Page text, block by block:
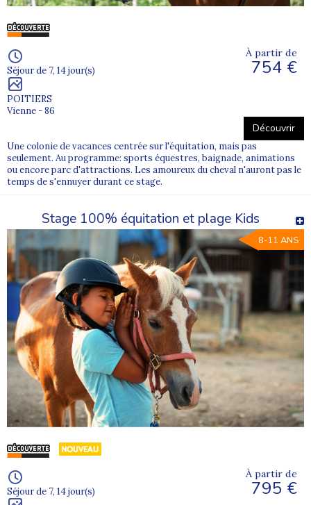
Séjour de 7, 14 jour(s)
POITIERS
Vienne - 86
À partir de
754 €
Découvrir
Une colonie de vacances centrée sur l'équitation, mais pas
seulement. Au programme: sports équestres, baignade, animations
ou encore parc d'attractions. Les amoureux du cheval n'auront pas le
temps de s'ennuyer durant ce stage.
Stage 100% équitation et plage Kids
8-11 ANS
Séjour de 7, 14 jour(s)
À partir de
795 €